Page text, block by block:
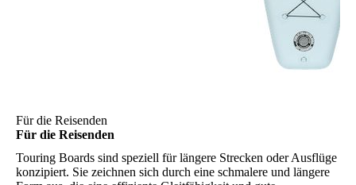
Für die Reisenden
Für die Reisenden
Touring Boards sind speziell für längere Strecken oder Ausflüge
konzipiert. Sie zeichnen sich durch eine schmalere und längere